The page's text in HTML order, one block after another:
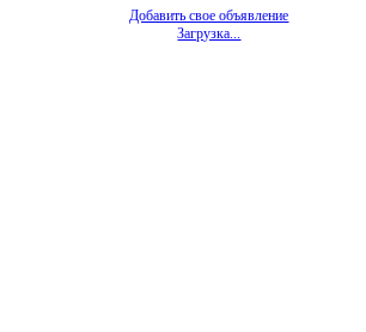
Добавить свое объявление
Загрузка...